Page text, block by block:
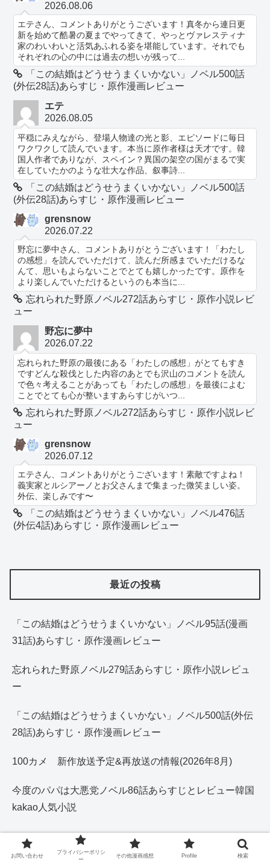
2026.08.06
エテさん、コメントありがとうございます！真冬から連日更
新を始めて酷暑の夏までやってきて、やっとヴァレスティナ
家のわいわいと活気あふれる姿を堪能しています。それでも
それぞれの心の中には過去の想いが残って...
「この結婚はどうせうまくいかない」ノベル500話
(外伝28話)あらすじ・原作漫画レビュー
エテ
2026.08.05
平穏にみえながら、登場人物達の光と影、エピソードに毎日
ワクワクして読んでいます。本当に原作者様は天才です。韓
国人作者でありなが、スペイン？異国の架空の国がまるで実
在していたかのような壮大な作品、叙事詩...
「この結婚はどうせうまくいかない」ノベル500話
(外伝28話)あらすじ・原作漫画レビュー
grensnow
2026.07.22
野忘に夢中さん、コメントありがとうございます！「わたし
の感想」を読んでいただけて、読んだ所感までいただけるな
んて、思いもよらないことでとても嬉しかったです。原作を
より楽しんでいただけるというのも本当に...
忘れられた野原ノベル272話あらすじ・原作小説レビ
ュー
野忘に夢中
2026.07.22
忘れられた野原の最後にある「わたしの感想」がとてもすき
ですどんな殺伐とした内容のあとでも沢山のコメントを読ん
で色々考えることがあっても「わたしの感想」を最後によむ
ことでとても心が整いますあらすじがいつ...
忘れられた野原ノベル272話あらすじ・原作小説レビ
ュー
grensnow
2026.07.12
エテさん、コメントありがとうございます！素敵ですよね！
義実家とルシアーノとお父さんまで集まった微笑ましい姿。
外伝、楽しみです〜
「この結婚はどうせうまくいかない」ノベル476話
(外伝4話)あらすじ・原作漫画レビュー
最近の投稿
「この結婚はどうせうまくいかない」ノベル95話(漫画
31話)あらすじ・原作漫画レビュー
忘れられた野原ノベル279話あらすじ・原作小説レビュ
ー
「この結婚はどうせうまくいかない」ノベル500話(外伝
28話)あらすじ・原作漫画レビュー
100カメ 新作放送予定&再放送の情報(2026年8月)
今度のパパは大悪党ノベル86話あらすじとレビュー韓国
kakao人気小説
お問い合わせ
プライバシーポリシ
ー
その他漫画感想 Profile 検索